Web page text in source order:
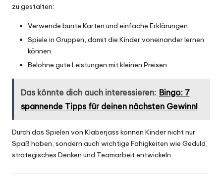
zu gestalten:
Verwende bunte Karten und einfache Erklärungen.
Spiele in Gruppen, damit die Kinder voneinander lernen
können.
Belohne gute Leistungen mit kleinen Preisen.
Das könnte dich auch interessieren: Bingo: 7
spannende Tipps für deinen nächsten Gewinn!
Durch das Spielen von Klaberjass können Kinder nicht nur
Spaß haben, sondern auch wichtige Fähigkeiten wie Geduld,
strategisches Denken und Teamarbeit entwickeln.